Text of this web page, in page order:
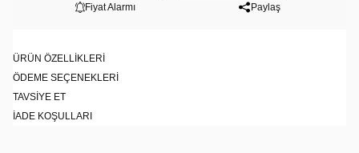
Fiyat Alarmı
Paylaş
ÜRÜN ÖZELLIKLERI
ÖDEME SEÇENEKLERI
TAVSIYE ET
İADE KOŞULLARI